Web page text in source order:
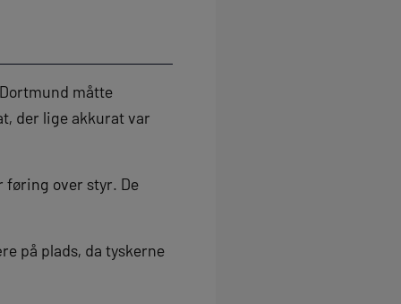
måtte
der lige akkurat var
føring over styr. De
på plads, da tyskerne